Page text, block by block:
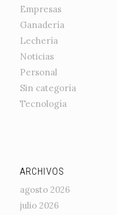
Empresas
Ganadería
Lechería
Noticias
Personal
Sin categoría
Tecnología
ARCHIVOS
agosto 2026
julio 2026